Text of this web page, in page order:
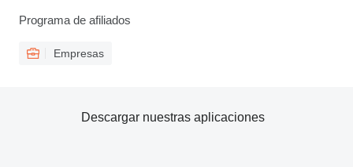
Programa de afiliados
Empresas
Descargar nuestras aplicaciones